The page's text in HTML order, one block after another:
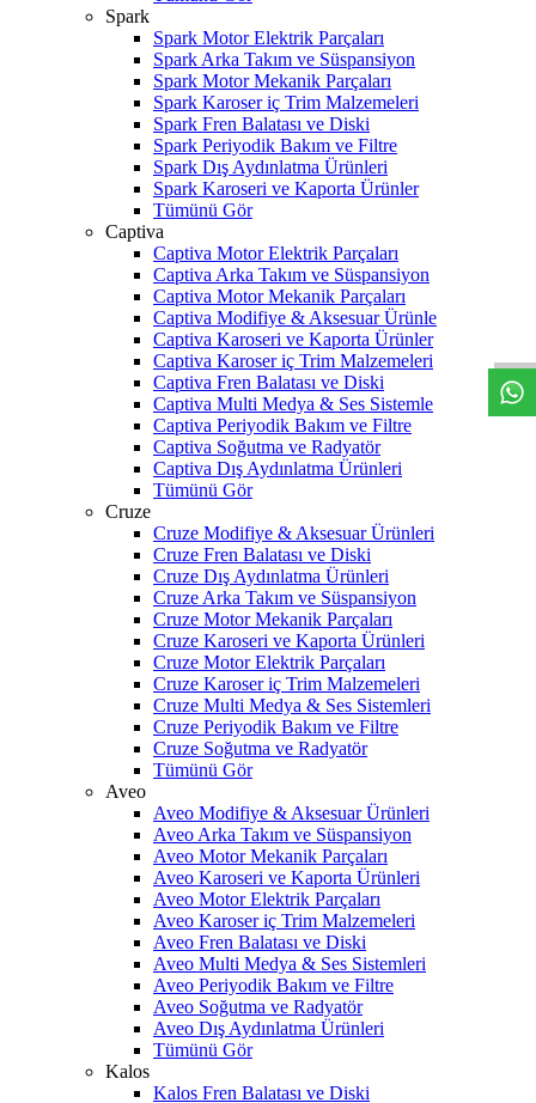
Spark
Spark Motor Elektrik Parçaları
Spark Arka Takım ve Süspansiyon
Spark Motor Mekanik Parçaları
Spark Karoser iç Trim Malzemeleri
Spark Fren Balatası ve Diski
Spark Periyodik Bakım ve Filtre
Spark Dış Aydınlatma Ürünleri
Spark Karoseri ve Kaporta Ürünler
Tümünü Gör
Captiva
Captiva Motor Elektrik Parçaları
Captiva Arka Takım ve Süspansiyon
Captiva Motor Mekanik Parçaları
Captiva Modifiye & Aksesuar Ürünle
Captiva Karoseri ve Kaporta Ürünler
Captiva Karoser iç Trim Malzemeleri
Captiva Fren Balatası ve Diski
Captiva Multi Medya & Ses Sistemle
Captiva Periyodik Bakım ve Filtre
Captiva Soğutma ve Radyatör
Captiva Dış Aydınlatma Ürünleri
Tümünü Gör
Cruze
Cruze Modifiye & Aksesuar Ürünleri
Cruze Fren Balatası ve Diski
Cruze Dış Aydınlatma Ürünleri
Cruze Arka Takım ve Süspansiyon
Cruze Motor Mekanik Parçaları
Cruze Karoseri ve Kaporta Ürünleri
Cruze Motor Elektrik Parçaları
Cruze Karoser iç Trim Malzemeleri
Cruze Multi Medya & Ses Sistemleri
Cruze Periyodik Bakım ve Filtre
Cruze Soğutma ve Radyatör
Tümünü Gör
Aveo
Aveo Modifiye & Aksesuar Ürünleri
Aveo Arka Takım ve Süspansiyon
Aveo Motor Mekanik Parçaları
Aveo Karoseri ve Kaporta Ürünleri
Aveo Motor Elektrik Parçaları
Aveo Karoser iç Trim Malzemeleri
Aveo Fren Balatası ve Diski
Aveo Multi Medya & Ses Sistemleri
Aveo Periyodik Bakım ve Filtre
Aveo Soğutma ve Radyatör
Aveo Dış Aydınlatma Ürünleri
Tümünü Gör
Kalos
Kalos Fren Balatası ve Diski